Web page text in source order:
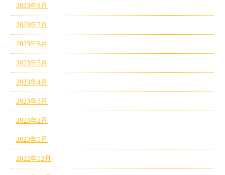
2023年8月
2023年7月
2023年6月
2023年5月
2023年4月
2023年3月
2023年2月
2023年1月
2022年12月